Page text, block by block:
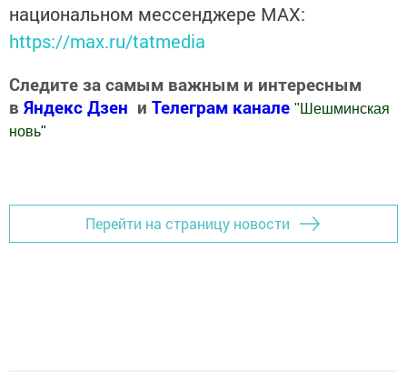
национальном мессенджере MАХ:
https://max.ru/tatmedia
Следите за самым важным и интересным
в Яндекс Дзен и Телеграм канале " Шешминская
новь"
Перейти на страницу новости